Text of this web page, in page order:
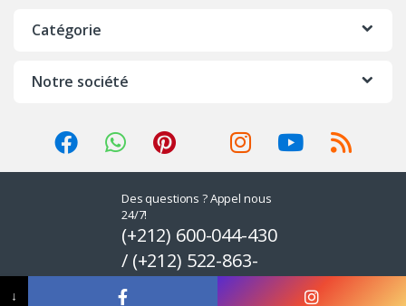
Catégorie
Notre société
Des questions ? Appel nous
24/7!
(+212) 600-044-430
/ (+212) 522-863-
581
↓